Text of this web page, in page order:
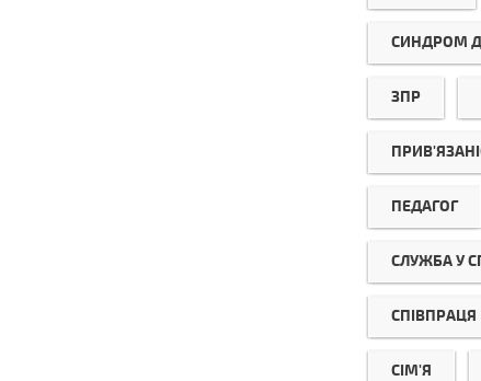
СИНДРОМ
ЗПР
ПЕДАГОГ
СЛУЖБА У
СПІВПРАЦЯ
СІМ'Я